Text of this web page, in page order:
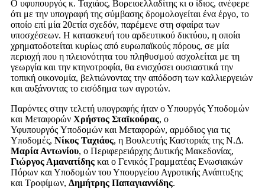
Ο υφυπουργός κ. Ταχιάος, Βορειοελλαδίτης κι ο ίδιος, ανέφερε
ότι με την υπογραφή της σύμβασης δρομολογείται ένα έργο, το
οποίο επί μία 20ετία σχεδόν, παρέμενε στη σφαίρα των
υποσχέσεων. Η κατασκευή του αρδευτικού δικτύου, η οποία
χρηματοδοτείται κυρίως από ευρωπαϊκούς πόρους, σε μία
περιοχή που η πλειονότητα του πληθυσμού ασχολείται με τη
γεωργία και την κτηνοτροφία, θα ενισχύσει ουσιαστικά την
τοπική οικονομία, βελτιώνοντας την απόδοση των καλλιεργειών
και αυξάνοντας το εισόδημα των αγροτών.
Παρόντες στην τελετή υπογραφής ήταν ο Υπουργός Υποδομών
και Μεταφορών Χρήστος Σταϊκούρας, ο
Υφυπουργός Υποδομών και Μεταφορών, αρμόδιος για τις
Υποδομές, Νίκος Ταχιάος, η Βουλευτής Καστοριάς της Ν.Δ.
Μαρία Αντωνίου, ο Περιφερειάρχης Δυτικής Μακεδονίας,
Γιώργος Αμανατίδης και ο Γενικός Γραμματέας Ενωσιακών
Πόρων και Υποδομών του Υπουργείου Αγροτικής Ανάπτυξης
και Τροφίμων, Δημήτρης Παπαγιαννίδης.